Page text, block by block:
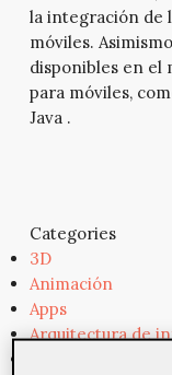
la integración de
móviles.
disponibles en el
para móviles,
Java .
Categories
3D
Animación
Apps
Arquitectura de